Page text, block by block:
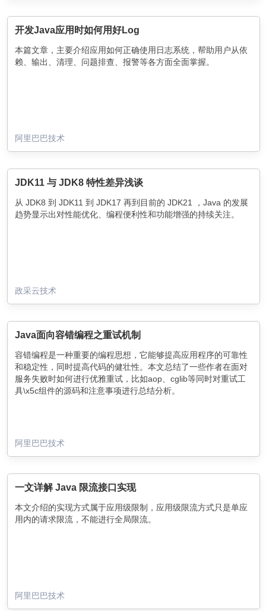
开发Java应用时如何用好Log
本篇文章，主要介绍应用如何正确使用日志系统，帮助用户从依
赖、输出、清理、问题排查、报警等各方面全面掌握。
阿里巴巴技术
JDK11 与 JDK8 特性差异浅谈
从 JDK8 到 JDK11 到 JDK17 再到目前的 JDK21 ，Java 的发展
趋势显示出对性能优化、编程便利性和功能增强的持续关注。
政采云技术
Java面向容错编程之重试机制
​容错编程是一种重要的编程思想，它能够提高应用程序的可靠性
和稳定性，同时提高代码的健壮性。本文总结了一些作者在面对
服务失败时如何进行优雅重试，比如aop、cglib等同时对重试工
具\x5c组件的源码和注意事项进行总结分析。
阿里巴巴技术
一文详解 Java 限流接口实现
本文介绍的实现方式属于应用级限制，应用级限流方式只是单应
用内的请求限流，不能进行全局限流。
阿里巴巴技术